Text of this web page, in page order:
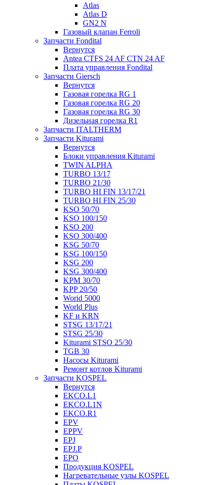
Atlas
Atlas D
GN2 N
Газовый клапан Ferroli
Запчасти Fondital
Вернутся
Antea CTFS 24 AF CTN 24 AF
Плата управления Fondital
Запчасти Giersch
Вернутся
Газовая горелка RG 1
Газовая горелка RG 20
Газовая горелка RG 30
Дизельная горелка R1
Запчасти ITALTHERM
Запчасти Kiturami
Вернутся
Блоки управления Kiturami
TWIN ALPHA
TURBO 13/17
TURBO 21/30
TURBO HI FIN 13/17/21
TURBO HI FIN 25/30
KSO 50/70
KSO 100/150
KSO 200
KSO 300/400
KSG 50/70
KSG 100/150
KSG 200
KSG 300/400
KPM 30/70
KPP 20/50
Worid 5000
World Plus
KF и KRN
STSG 13/17/21
STSG 25/30
Kiturami STSO 25/30
TGB 30
Насосы Kiturami
Ремонт котлов Kiturami
Запчасти KOSPEL
Вернутся
EKCO.L1
EKCO.L1N
EKCO.R1
EPV
EPPV
EPJ
EPJ.P
EPO
Продукция KOSPEL
Нагревательные узлы KOSPEL